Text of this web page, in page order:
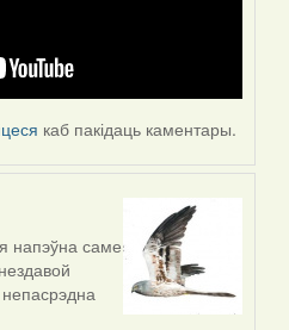
каб пакідаць каментары.
напэўна саме